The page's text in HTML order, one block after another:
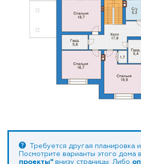
Требуется другая планировка
Посмотрите варианты этого дома
проекты" внизу страницы. Либо